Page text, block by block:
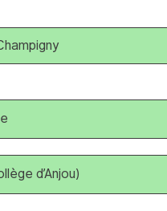
d’Anjou)